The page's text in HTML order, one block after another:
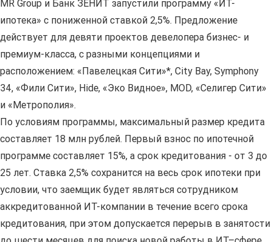
MR Group и Банк ЗЕНИТ запустили программу «ИТ-
ипотека» с пониженной ставкой 2,5%. Предложение
действует для девяти проектов девелопера бизнес- и
премиум-класса, с разными концепциями и
расположением: «Павелецкая Сити»*, City Bay, Symphony
34, «Фили Сити», Hide, «Эко Видное», MOD, «Селигер Сити»
и «Метрополия».
По условиям программы, максимальный размер кредита
составляет 18 млн рублей. Первый взнос по ипотечной
программе составляет 15%, а срок кредитования - от 3 до
25 лет. Ставка 2,5% сохранится на весь срок ипотеки при
условии, что заемщик будет являться сотрудником
аккредитованной ИТ-компании в течение всего срока
кредитования, при этом допускается перерыв в занятости